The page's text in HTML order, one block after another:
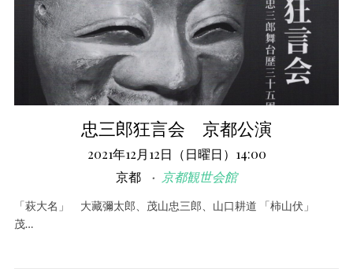
忠三郎狂言会 京都公演
2021年12月12日（日曜日）14:00
京都
京都観世会館
「萩大名」 大藏彌太郎、茂山忠三郎、山口耕道 「柿山伏」
茂…